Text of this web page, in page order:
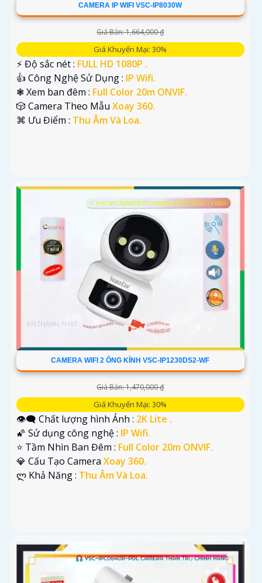
CAMERA IP WIFI VSC-IP8030W
Giá Bán: 1,664,000 ₫
Giá Khuyến Mại: 30%
️⚡ Độ sắc nét : FULL HD 1080P .
👍 Công Nghệ Sử Dụng : IP Wifi.
❃ Xem ban đêm : Full Color 20m ONVIF.
🎲 Camera Theo Mẫu Xoay 360.
️⌘ Ưu Điểm : Thu Âm Và Loa.
CAMERA WIFI 2 ỐNG KÍNH VSC-IP1230DS2-WF
Giá Bán: 1,470,000 ₫
Giá Khuyến Mại: 30%
👁️‍🗨 Chất lượng hình Ảnh : 2K Lite .
🌠 Sử dụng công nghệ : IP Wifi.
⭐ Tầm Nhìn Ban Đêm : Full Color 20m ONVIF.
💎 Cấu Tạo Camera Xoay 360.
️ლ Khả Năng : Thu Âm Và Loa.